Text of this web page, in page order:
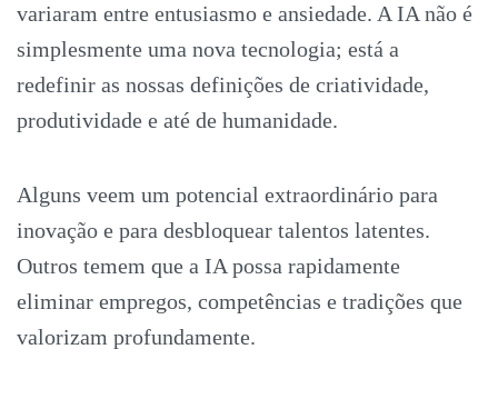
variaram entre entusiasmo e ansiedade. A IA não é
simplesmente uma nova tecnologia; está a
redefinir as nossas definições de criatividade,
produtividade e até de humanidade.
Alguns veem um potencial extraordinário para
inovação e para desbloquear talentos latentes.
Outros temem que a IA possa rapidamente
eliminar empregos, competências e tradições que
valorizam profundamente.